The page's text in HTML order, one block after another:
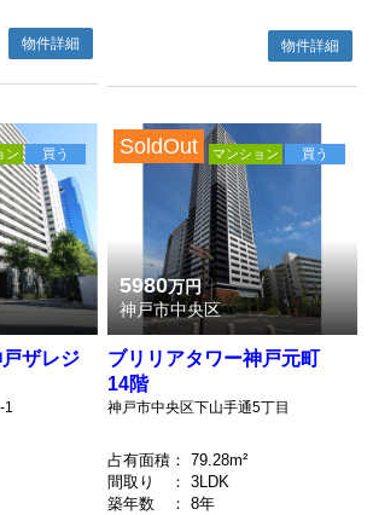
物件詳細 物件詳細
買う
ン
ザレジ
1
5980万円
神戸市中央区
買う
マンション
SoldOut
ブリリアタワー神戸元町
14階
神戸市中央区下山手通5丁目
占有面積 ： 79.28m²
間取り
： 3LDK
築年数
： 8年